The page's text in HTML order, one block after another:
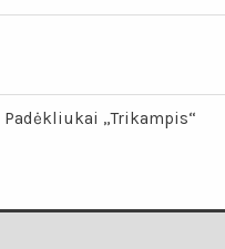
Padėkliukai „Trikampis“